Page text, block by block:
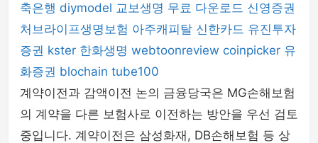
축은행 diymodel 교보생명 무료 다운로드 신영증권
처브라이프생명보험 아주캐피탈 신한카드 유진투자
증권 kster 한화생명 webtoonreview coinpicker 유
화증권 blochain tube100
계약이전과 감액이전 논의 금융당국은 MG손해보험
의 계약을 다른 보험사로 이전하는 방안을 우선 검토
중입니다. 계약이전은 삼성화재, DB손해보험 등 상